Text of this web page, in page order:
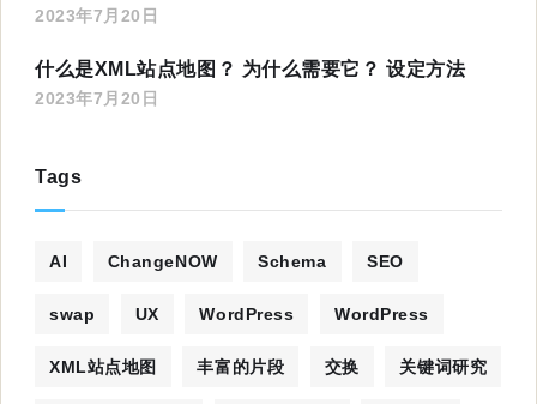
2023年7月20日
什么是XML站点地图？ 为什么需要它？ 设定方法
2023年7月20日
Tags
AI ChangeNOW Schema SEO
swap UX WordPress WordPress
XML站点地图 丰富的片段 交换 关键词研究